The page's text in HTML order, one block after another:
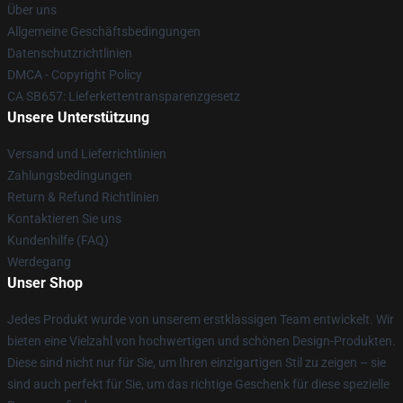
Über uns
Allgemeine Geschäftsbedingungen
Datenschutzrichtlinien
DMCA - Copyright Policy
CA SB657: Lieferkettentransparenzgesetz
Unsere Unterstützung
Versand und Lieferrichtlinien
Zahlungsbedingungen
Return & Refund Richtlinien
Kontaktieren Sie uns
Kundenhilfe (FAQ)
Werdegang
Unser Shop
Jedes Produkt wurde von unserem erstklassigen Team entwickelt. Wir
bieten eine Vielzahl von hochwertigen und schönen Design-Produkten.
Diese sind nicht nur für Sie, um Ihren einzigartigen Stil zu zeigen – sie
sind auch perfekt für Sie, um das richtige Geschenk für diese spezielle